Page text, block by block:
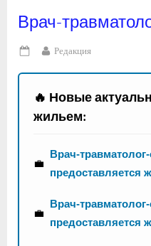
Врач-
Posted
on
By
Редакция
🔥 Новые
жильем:
💼
Врач-
предоставляется
💼
Врач-
предоставляется